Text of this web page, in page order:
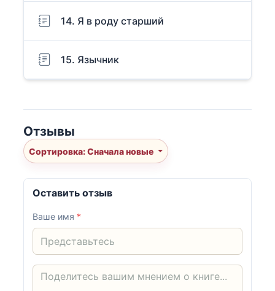
14. Я в роду старший
15. Язычник
Отзывы
Сортировка: Сначала новые
Оставить отзыв
Ваше имя *